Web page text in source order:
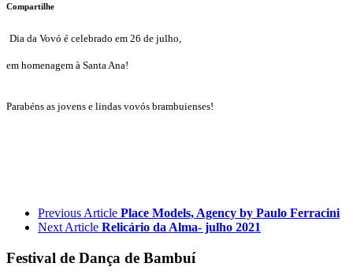
Compartilhe
Dia da Vovó é celebrado em 26 de julho,
em homenagem à Santa Ana!
Parabéns as jovens e lindas vovós brambuienses!
Previous Article Place Models, Agency by Paulo Ferracini
Next Article Relicário da Alma- julho 2021
Festival de Dança de Bambuí